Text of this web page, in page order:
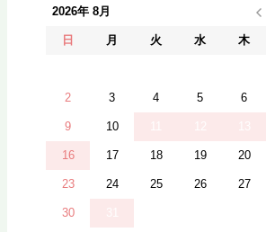
2026年 8月
日 月 火 水 木
2 3 4 5 6
9 10
16 17 18 19 20
23 24 25 26 27
30